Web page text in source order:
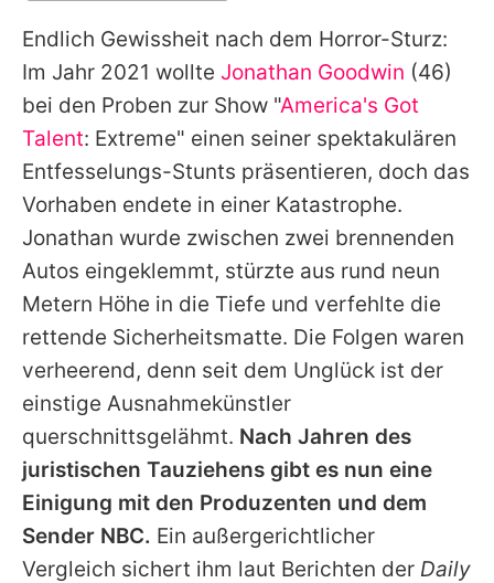
Alle Themen auf Promiflash
Jobs
App runterladen
Team
Redaktionelle Richtlinien
Impressum
Datenschutzerklärung
Nutzungsbedingungen
Utiq verwalten
Endlich Gewissheit nach dem Horror-Sturz:
Im Jahr 2021 wollte Jonathan Goodwin (46)
bei den Proben zur Show "America's Got
Talent: Extreme" einen seiner spektakulären
Entfesselungs-Stunts präsentieren, doch das
Vorhaben endete in einer Katastrophe.
Jonathan wurde zwischen zwei brennenden
Autos eingeklemmt, stürzte aus rund neun
Metern Höhe in die Tiefe und verfehlte die
rettende Sicherheitsmatte. Die Folgen waren
verheerend, denn seit dem Unglück ist der
einstige Ausnahmekünstler
querschnittsgelähmt. Nach Jahren des
juristischen Tauziehens gibt es nun eine
Einigung mit den Produzenten und dem
Sender NBC. Ein außergerichtlicher
Vergleich sichert ihm laut Berichten der Daily